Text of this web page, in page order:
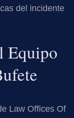
del incidente
Equipo
Law Offices Of